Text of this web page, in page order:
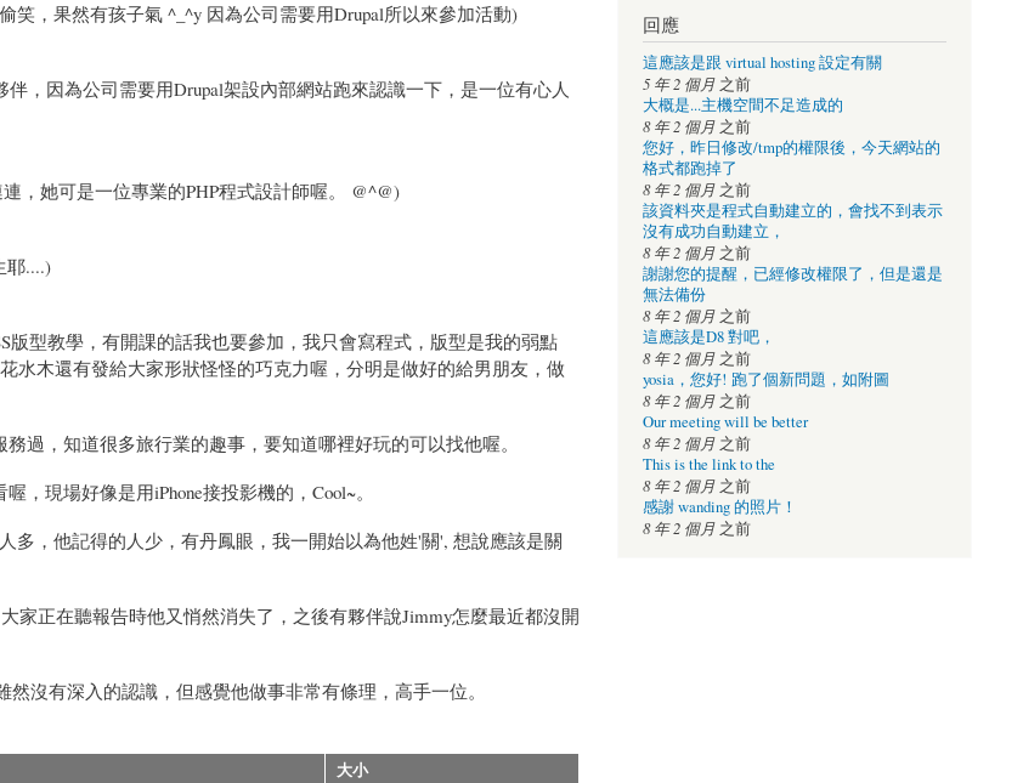
，果然有孩子氣 ^_^y 因為公司需要用Drupal所以來參加活動)
，因為公司需要用Drupal架設內部網站跑來認識一下，是一位有心人
，她可是一位專業的PHP程式設計師喔。 @^@)
耶....)
版型教學，有開課的話我也要參加，我只會寫程式，版型是我的弱點
水木還有發給大家形狀怪怪的巧克力喔，分明是做好的給男朋友，做
過，知道很多旅行業的趣事，要知道哪裡好玩的可以找他喔。
，現場好像是用iPhone接投影機的，Cool~。
，他記得的人少，有丹鳳眼，我一開始以為他姓'關', 想說應該是關
家正在聽報告時他又悄然消失了，之後有夥伴說Jimmy怎麼最近都沒開
然沒有深入的認識，但感覺他做事非常有條理，高手一位。
大小
回應
這應該是跟 virtual hosting 設定有關
5 年 2 個月之前
大概是...主機空間不足造成的
8 年 2 個月之前
您好，昨日修改/tmp的權限後，今天網站的
格式都跑掉了
8 年 2 個月之前
該資料夾是程式自動建立的，會找不到表示
沒有成功自動建立，
8 年 2 個月之前
謝謝您的提醒，已經修改權限了，但是還是
無法備份
8 年 2 個月之前
這應該是D8 對吧，
8 年 2 個月之前
yosia，您好! 跑了個新問題，如附圖
8 年 2 個月之前
Our meeting will be better
8 年 2 個月之前
This is the link to the
8 年 2 個月之前
感謝 wanding 的照片！
8 年 2 個月之前